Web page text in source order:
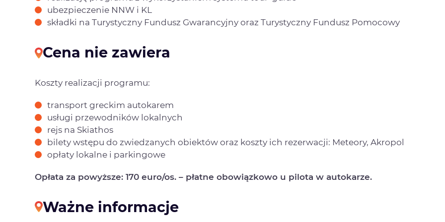
ubezpieczenie NNW i KL
składki na Turystyczny Fundusz Gwarancyjny oraz Turystyczny Fundusz Pomocowy
Cena nie zawiera
Koszty realizacji programu:
transport greckim autokarem
usługi przewodników lokalnych
rejs na Skiathos
bilety wstępu do zwiedzanych obiektów oraz koszty ich rezerwacji: Meteory, Akropol
opłaty lokalne i parkingowe
Opłata za powyższe: 170 euro/os. – płatne obowiązkowo u pilota w autokarze.
Ważne informacje